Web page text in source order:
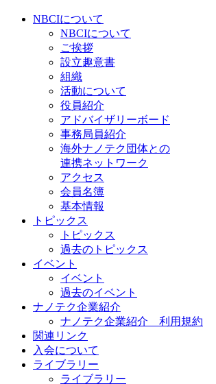
NBCIについて
NBCIについて
ご挨拶
設立趣意書
組織
活動について
役員紹介
アドバイザリーボード
事務局員紹介
海外ナノテク団体との
連携ネットワーク
アクセス
会員名簿
基本情報
トピックス
トピックス
過去のトピックス
イベント
イベント
過去のイベント
ナノテク企業紹介
ナノテク企業紹介 利用規約
関連リンク
入会について
ライブラリー
ライブラリー